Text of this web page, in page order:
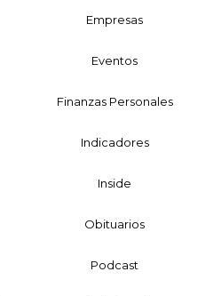
Empresas
Eventos
Finanzas Personales
Indicadores
Inside
Obituarios
Podcast